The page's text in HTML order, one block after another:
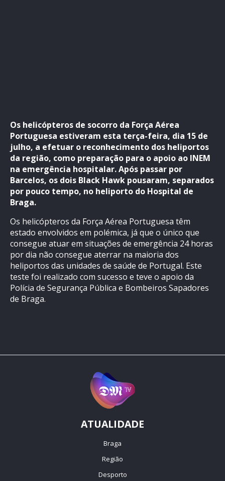
Os helicópteros de socorro da Força Aérea
Portuguesa estiveram esta terça-feira, dia 15 de
julho, a efetuar o reconhecimento dos heliportos
da região, como preparação para o apoio ao INEM
na emergência hospitalar. Após passar por
Barcelos, os dois Black Hawk pousaram, separados
por pouco tempo, no heliporto do Hospital de
Braga.
Os helicópteros da Força Aérea Portuguesa têm
estado envolvidos em polémica, já que o único que
consegue atuar em situações de emergência 24 horas
por dia não consegue aterrar na maioria dos
heliportos das unidades de saúde de Portugal. Este
teste foi realizado com sucesso e teve o apoio da
Polícia de Segurança Pública e Bombeiros Sapadores
de Braga.
ATUALIDADE
Braga
Região
Desporto